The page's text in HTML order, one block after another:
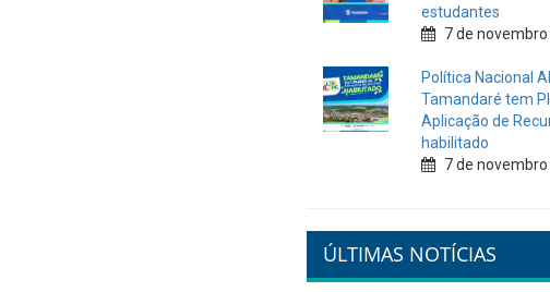
estudantes
7 de
Política Nacional
Tamandaré tem
Aplicação de
habilitado
7 de
ÚLTIMAS NOTÍCIAS